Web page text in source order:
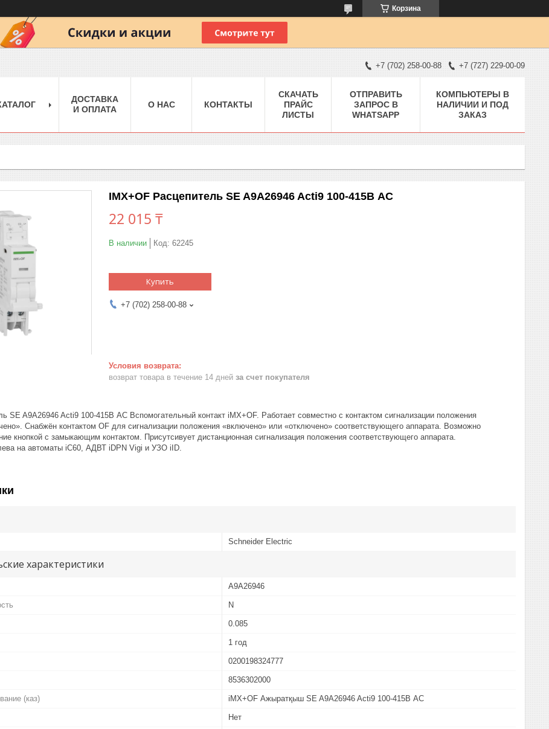
Корзина
+7 (702) 258-00-88 +7 (727) 229-00-09
ДОСТАВКА
И ОПЛАТА
О НАС КОНТАКТЫ
СКАЧАТЬ
ПРАЙС
ЛИСТЫ
ОТПРАВИТЬ
ЗАПРОС В
WHATSAPP
КОМПЬЮТЕРЫ В
НАЛИЧИИ И ПОД
ЗАКАЗ
IMX+OF Расцепитель SE A9A26946 Acti9 100-415В АС
22 015 ₸
В наличии Код: 62245
Купить
+7 (702) 258-00-88
возврат товара в течение 14 дней за счет покупателя
SE A9A26946 Acti9 100-415В АС Вспомогательный контакт iMX+OF. Работает совместно с контактом сигнализации положения
Снабжён контактом OF для сигнализации положения «включено» или «отключено» соответствующего аппарата. Возможно
кнопкой с замыкающим контактом. Присутсивует дистанционная сигнализация положения соответствующего аппарата.
на автоматы iC60, АДВТ iDPN Vigi и УЗО iID.
Schneider Electric
характеристики
A9A26946
N
0.085
1 год
0200198324777
8536302000
(каз) iMX+OF Ажыратқыш SE A9A26946 Acti9 100-415В АС
Нет